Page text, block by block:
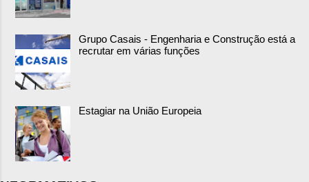
Grupo Casais - Engenharia e Construção está a
recrutar em várias funções
Estagiar na União Europeia